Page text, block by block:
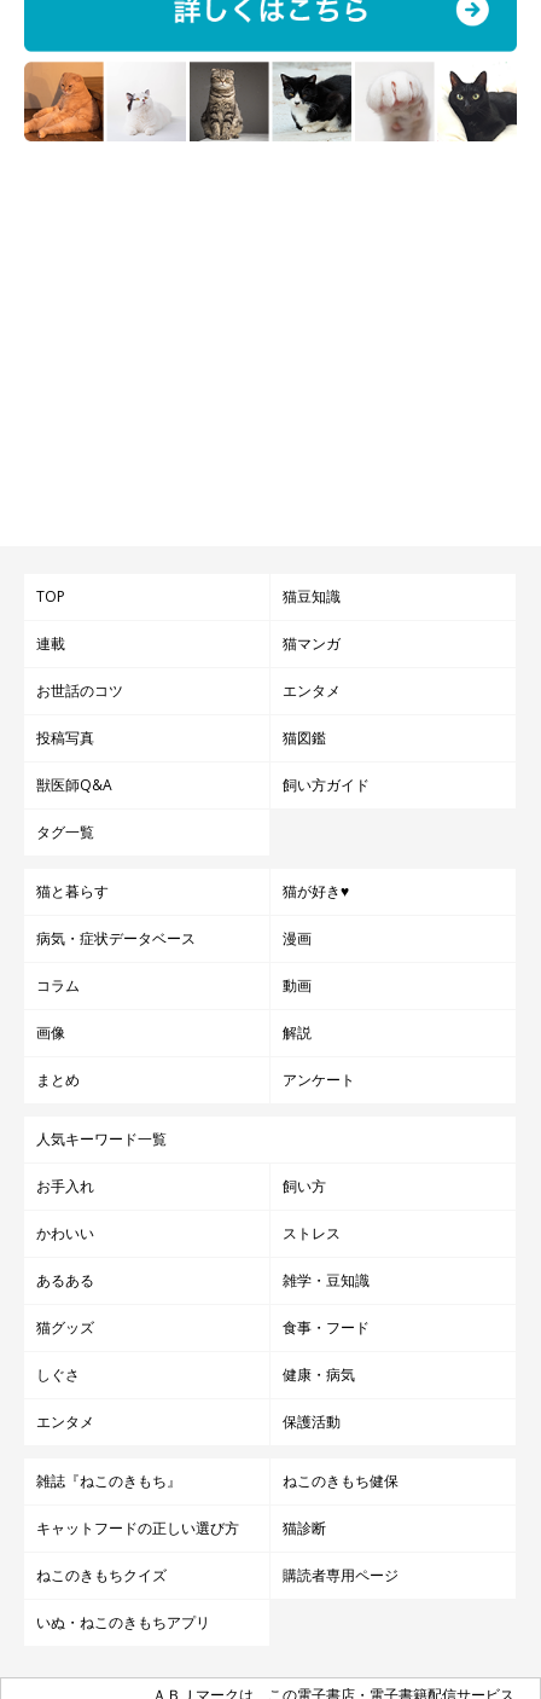
TOP 猫豆知識
連載 猫マンガ
お世話のコツ エンタメ
投稿写真 猫図鑑
獣医師Q&A 飼い方ガイド
タグ一覧
猫と暮らす 猫が好き♥
病気・症状データベース 漫画
コラム 動画
画像 解説
まとめ アンケート
人気キーワード一覧
お手入れ 飼い方
かわいい ストレス
あるある 雑学・豆知識
猫グッズ 食事・フード
しぐさ 健康・病気
エンタメ 保護活動
雑誌『ねこのきもち』 ねこのきもち健保
キャットフードの正しい選び方 猫診断
ねこのきもちクイズ 購読者専用ページ
いぬ・ねこのきもちアプリ
ＡＢＪマークは、この電子書店・電子書籍配信サービス